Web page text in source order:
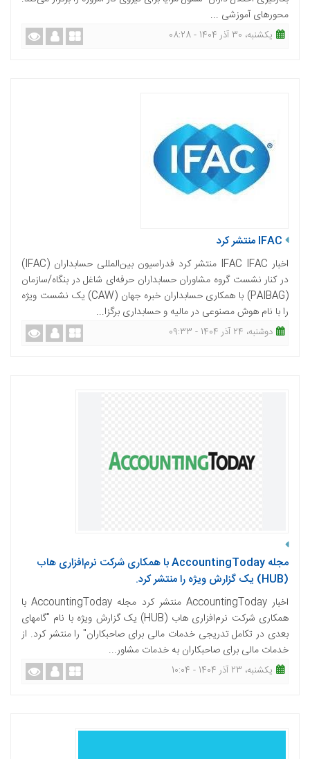
محورهای آموزشی ...
یکشنبه، 30 آذر 1404 - 08:28
IFAC منتشر کرد
اخبار IFAC IFAC منتشر کرد فدراسیون بین‌المللی حسابداران (IFAC)
در کنار نشست گروه مشاوران حسابداران حرفه‌ای شاغل در بنگاه‎‌/سازمان
(PAIBAG) با همکاری حسابداران خبره جهان (CAW) یک نشست ویژه
را با نام هوش مصنوعی در مالیه و حسابداری برگزا...
دوشنبه، 24 آذر 1404 - 09:33
مجله AccountingToday با همکاری شرکت نرم‌افزاری هاب
(HUB) یک گزارش ویژه را منتشر کرد.
اخبار AccountingToday منتشر کرد مجله AccountingToday با
همکاری شرکت نرم‌افزاری هاب (HUB) یک گزارش ویژه با نام "گامهای
بعدی در تکامل تدریجی خدمات مالی برای صاحبکاران" را منتشر کرد. از
خدمات مالی برای صاحبکاران به خدمات مشاور...
یکشنبه، 23 آذر 1404 - 10:04